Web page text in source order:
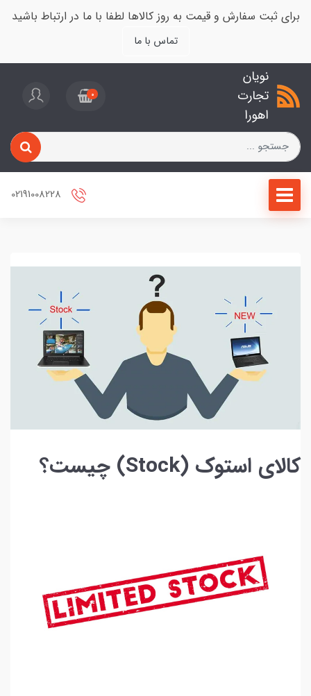
برای ثبت سفارش و قیمت به روز کالاها لطفا با ما در ارتباط باشید
تماس با ما
نویان
تجارت
اهورا
0
کالای استوک (Stock) چیست؟